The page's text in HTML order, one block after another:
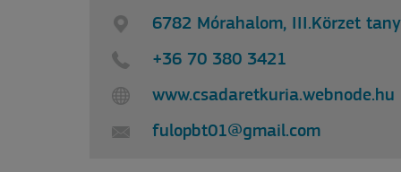
6782 Mórahalom, III.Körzet
+36 70 380 3421
www.csadaretkuria.webnode.hu
fulopbt01@gmail.com